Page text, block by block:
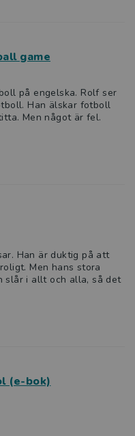
game
på engelska. Rolf ser
Han älskar fotboll
Men något är fel.
Han är duktig på att
Men hans stora
slår i allt och alla, så det
(e-bok)